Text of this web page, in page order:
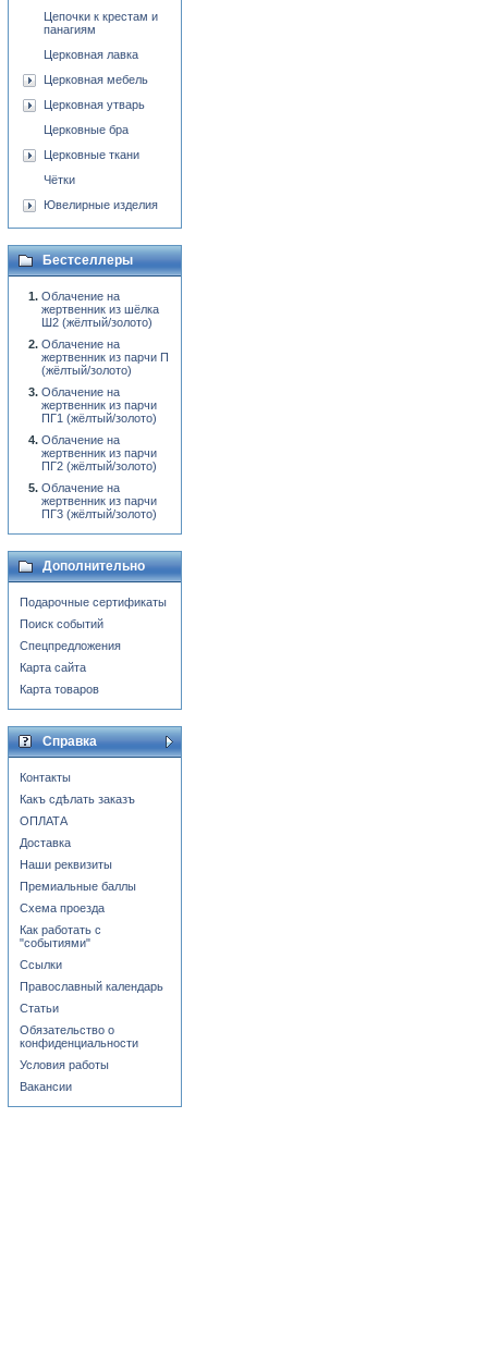
Цепочки к крестам и
панагиям
Церковная лавка
Церковная мебель
Церковная утварь
Церковные бра
Церковные ткани
Чётки
Ювелирные изделия
Бестселлеры
Облачение на
жертвенник из шёлка
Ш2 (жёлтый/золото)
Облачение на
жертвенник из парчи П
(жёлтый/золото)
Облачение на
жертвенник из парчи
ПГ1 (жёлтый/золото)
Облачение на
жертвенник из парчи
ПГ2 (жёлтый/золото)
Облачение на
жертвенник из парчи
ПГ3 (жёлтый/золото)
Дополнительно
Подарочные сертификаты
Поиск событий
Спецпредложения
Карта сайта
Карта товаров
Справка
Контакты
Какъ сдѣлать заказъ
ОПЛАТА
Доставка
Наши реквизиты
Премиальные баллы
Схема проезда
Как работать с
"событиями"
Ссылки
Православный календарь
Статьи
Обязательство о
конфиденциальности
Условия работы
Вакансии